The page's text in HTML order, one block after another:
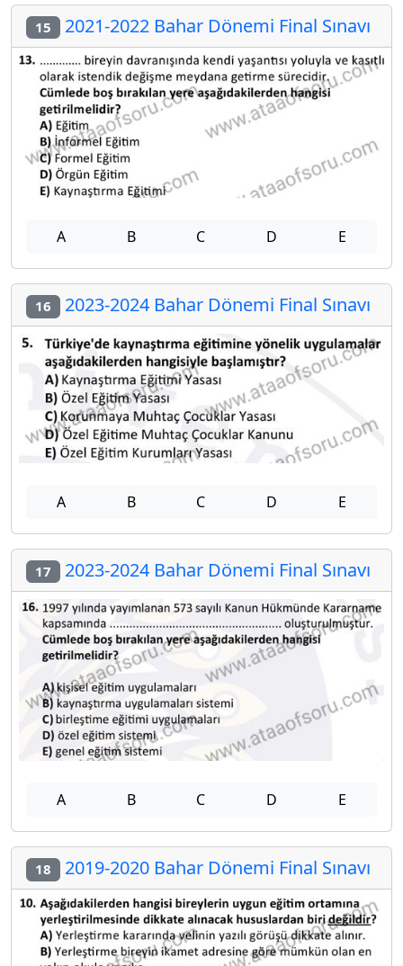
15 2021-2022 Bahar Dönemi Final Sınavı
A B C D E
16 2023-2024 Bahar Dönemi Final Sınavı
A B C D E
17 2023-2024 Bahar Dönemi Final Sınavı
A B C D E
18 2019-2020 Bahar Dönemi Final Sınavı